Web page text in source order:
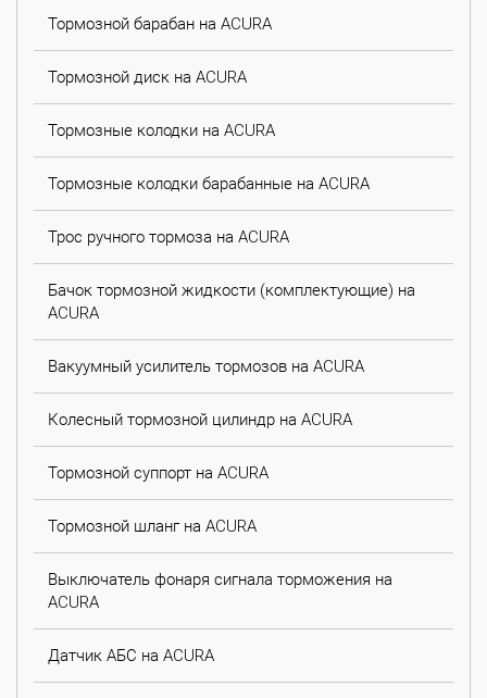
Тормозной барабан на ACURA
Тормозной диск на ACURA
Тормозные колодки на ACURA
Тормозные колодки барабанные на ACURA
Трос ручного тормоза на ACURA
Бачок тормозной жидкости (комплектующие) на
ACURA
Вакуумный усилитель тормозов на ACURA
Колесный тормозной цилиндр на ACURA
Тормозной суппорт на ACURA
Тормозной шланг на ACURA
Выключатель фонаря сигнала торможения на
ACURA
Датчик АБС на ACURA